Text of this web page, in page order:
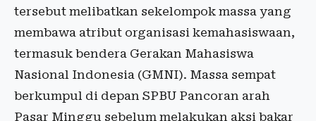
tersebut melibatkan sekelompok massa yang
membawa atribut organisasi kemahasiswaan,
termasuk bendera Gerakan Mahasiswa
Nasional Indonesia (GMNI). Massa sempat
berkumpul di depan SPBU Pancoran arah
Pasar Minggu sebelum melakukan aksi bakar